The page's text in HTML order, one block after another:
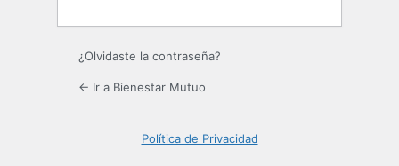
¿Olvidaste la contraseña?
← Ir a Bienestar Mutuo
Política de Privacidad